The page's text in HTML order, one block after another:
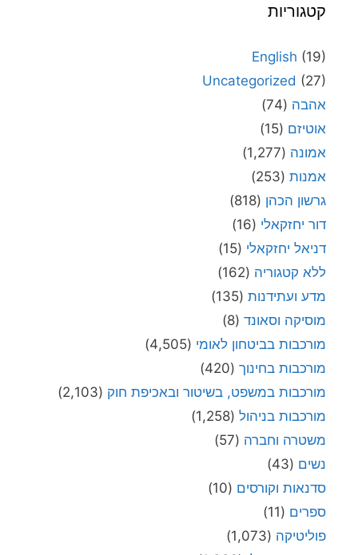
קטגוריות
English (19)
Uncategorized (27)
אהבה (74)
אוטיזם (15)
אמונה (1,277)
אמנות (253)
גרשון הכהן (818)
דור יחזקאלי (16)
דניאל יחזקאלי (15)
ללא קטגוריה (162)
מדע ועתידנות (135)
מוסיקה וסאונד (8)
מורכבות בביטחון לאומי (4,505)
מורכבות בחינוך (420)
מורכבות במשפט, בשיטור ובאכיפת חוק (2,103)
מורכבות בניהול (1,258)
משטרה וחברה (57)
נשים (43)
סדנאות וקורסים (10)
ספרים (11)
פוליטיקה (1,073)